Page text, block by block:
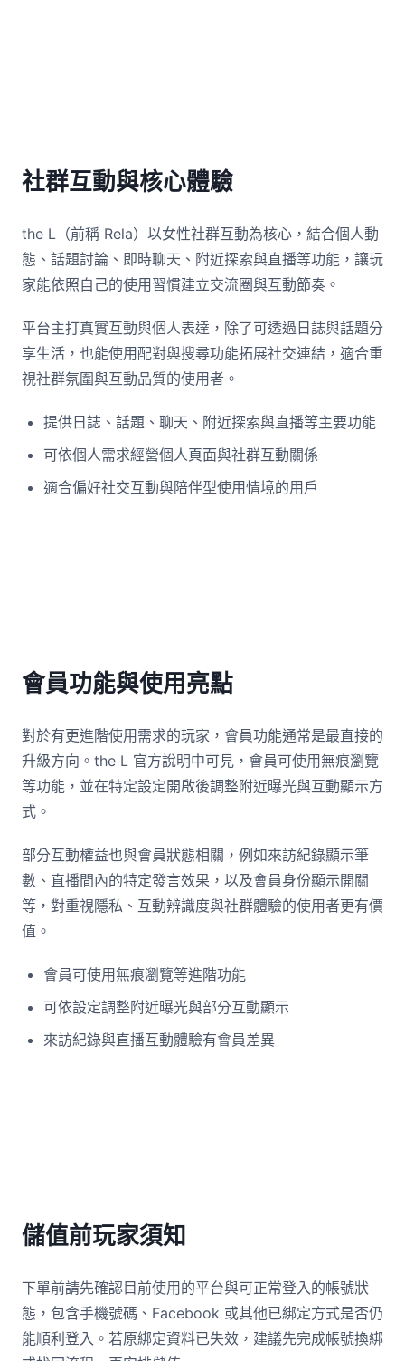
社群互動與核心體驗
the L（前稱 Rela）以女性社群互動為核心，結合個人動
態、話題討論、即時聊天、附近探索與直播等功能，讓玩
家能依照自己的使用習慣建立交流圈與互動節奏。
平台主打真實互動與個人表達，除了可透過日誌與話題分
享生活，也能使用配對與搜尋功能拓展社交連結，適合重
視社群氛圍與互動品質的使用者。
提供日誌、話題、聊天、附近探索與直播等主要功能
可依個人需求經營個人頁面與社群互動關係
適合偏好社交互動與陪伴型使用情境的用戶
會員功能與使用亮點
對於有更進階使用需求的玩家，會員功能通常是最直接的
升級方向。the L 官方說明中可見，會員可使用無痕瀏覽
等功能，並在特定設定開啟後調整附近曝光與互動顯示方
式。
部分互動權益也與會員狀態相關，例如來訪紀錄顯示筆
數、直播間內的特定發言效果，以及會員身份顯示開關
等，對重視隱私、互動辨識度與社群體驗的使用者更有價
值。
會員可使用無痕瀏覽等進階功能
可依設定調整附近曝光與部分互動顯示
來訪紀錄與直播互動體驗有會員差異
儲值前玩家須知
下單前請先確認目前使用的平台與可正常登入的帳號狀
態，包含手機號碼、Facebook 或其他已綁定方式是否仍
能順利登入。若原綁定資料已失效，建議先完成帳號換綁